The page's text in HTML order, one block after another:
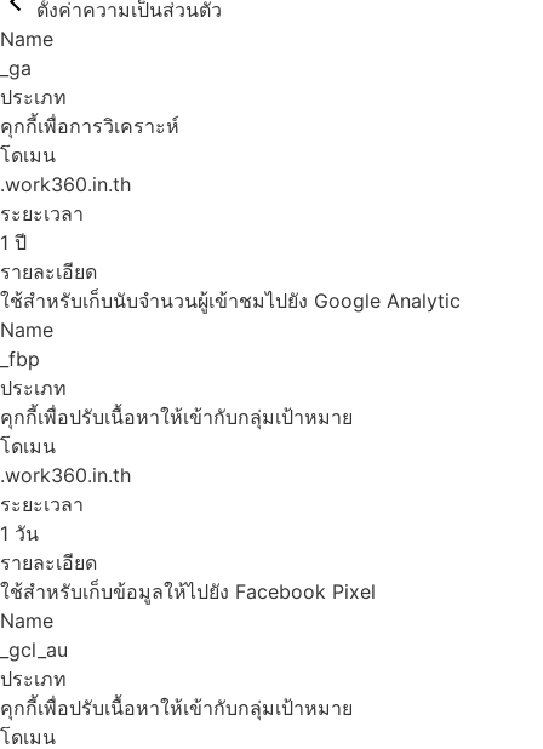
ตั้งค่าความเป็นส่วนตัว
Name
_ga
ประเภท
คุกกี้เพื่อการวิเคราะห์
โดเมน
.work360.in.th
ระยะเวลา
1 ปี
รายละเอียด
ใช้สำหรับเก็บนับจำนวนผู้เข้าชมไปยัง Google Analytic
Name
_fbp
ประเภท
คุกกี้เพื่อปรับเนื้อหาให้เข้ากับกลุ่มเป้าหมาย
โดเมน
.work360.in.th
ระยะเวลา
1 วัน
รายละเอียด
ใช้สำหรับเก็บข้อมูลให้ไปยัง Facebook Pixel
Name
_gcl_au
ประเภท
คุกกี้เพื่อปรับเนื้อหาให้เข้ากับกลุ่มเป้าหมาย
โดเมน